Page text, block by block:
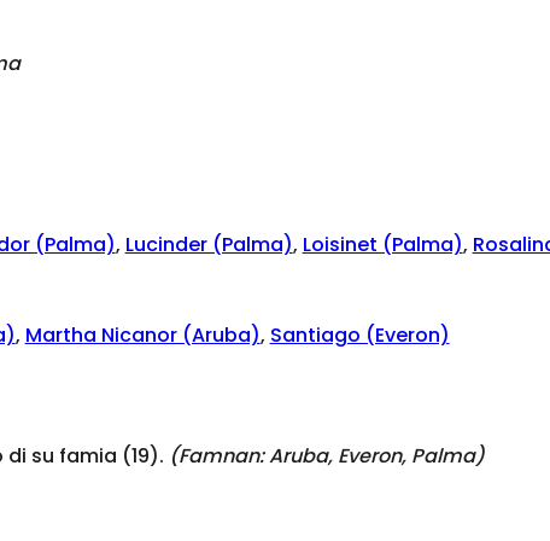
(Palma), Lucinder (Palma), Loisinet (Palma),
, Martha Nicanor (Aruba), Santiago (Everon)
su famia (19). (Famnan:Aruba, Everon, Palma)